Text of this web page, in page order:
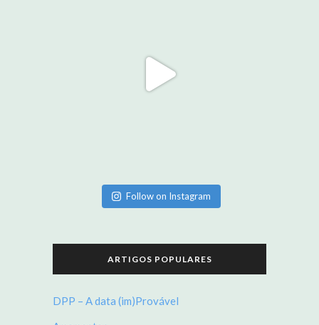
Follow on Instagram
ARTIGOS POPULARES
DPP – A data (im)Provável